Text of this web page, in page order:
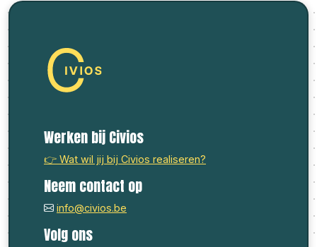
Werken bij Civios
👉 Wat wil jij bij Civios realiseren?
Neem contact op
info@civios.be
Volg ons